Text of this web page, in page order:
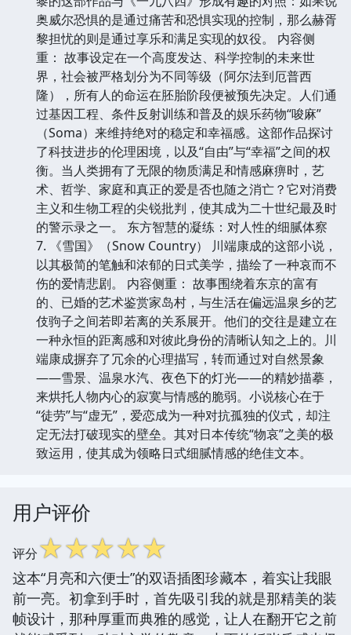
奥威尔恐惧的是通过痛苦和恐惧实现的控制，那么赫胥
黎担忧的则是通过享乐和满足实现的奴役。 内容侧
重： 故事设定在一个高度发达、科学控制的未来世
界，社会被严格划分为不同等级（阿尔法到厄普西
隆），所有人的命运在胚胎阶段便被预先决定。人们通
过基因工程、条件反射训练和普及的娱乐药物“唆麻”
（Soma）来维持绝对的稳定和幸福感。这部作品探讨
了科技进步的伦理困境，以及“自由”与“幸福”之间的权
衡。当人类拥有了无限的物质满足和情感麻痹时，艺
术、哲学、家庭和真正的爱是否也随之消亡？它对消费
主义和生物工程的尖锐批判，使其成为二十世纪最及时
的警示录之一。 东方智慧的凝练：对人性的细腻体察
7. 《雪国》（Snow Country） 川端康成的这部小说，
以其极简的笔触和浓郁的日式美学，描绘了一种哀而不
伤的爱情悲剧。 内容侧重： 故事围绕着东京的富有
的、已婚的艺术鉴赏家岛村，与生活在偏远温泉乡的艺
伎驹子之间若即若离的关系展开。他们的交往是建立在
一种永恒的距离感和对彼此身份的清晰认知之上的。川
端康成摒弃了冗余的心理描写，转而通过对自然景象
——雪景、温泉水汽、夜色下的灯光——的精妙描摹，
来烘托人物内心的寂寞与情感的脆弱。小说核心在于
“徒劳”与“虚无”，爱恋成为一种对抗孤独的仪式，却注
定无法打破现实的壁垒。其对日本传统“物哀”之美的极
致运用，使其成为领略日式细腻情感的绝佳文本。
用户评价
评分☆☆☆☆☆
这本“月亮和六便士”的双语插图珍藏本，着实让我眼
前一亮。初拿到手时，首先吸引我的就是那精美的装
帧设计，那种厚重而典雅的感觉，让人在翻开它之前